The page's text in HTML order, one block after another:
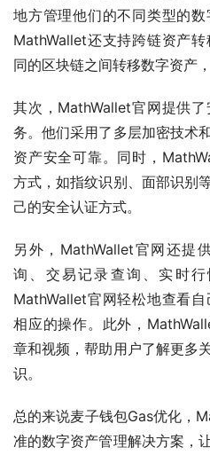
地方管理他们的不同类型的数
MathWallet还支持跨链资产
同的区块链之间转移数字资产
其次，MathWallet官网提供
务。他们采用了多层加密技术
资产安全可靠。同时，
方式，如指纹识别、面部识别
己的安全认证方式。
另外，MathWallet官网还提
询、交易记录查询、实时
MathWallet官网轻松地查看
相应的操作。此外，
章和视频，帮助用户了解更多
识。
总的来说麦子钱包Gas优化，
准的数字资产管理解决方案，